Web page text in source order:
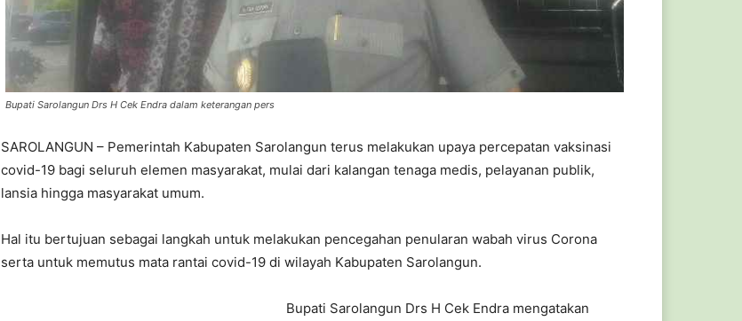
Bupati Sarolangun Drs H Cek Endra dalam keterangan pers
SAROLANGUN – Pemerintah Kabupaten Sarolangun terus melakukan upaya percepatan vaksinasi
covid-19 bagi seluruh elemen masyarakat, mulai dari kalangan tenaga medis, pelayanan publik,
lansia hingga masyarakat umum.
Hal itu bertujuan sebagai langkah untuk melakukan pencegahan penularan wabah virus Corona
serta untuk memutus mata rantai covid-19 di wilayah Kabupaten Sarolangun.
Bupati Sarolangun Drs H Cek Endra mengatakan